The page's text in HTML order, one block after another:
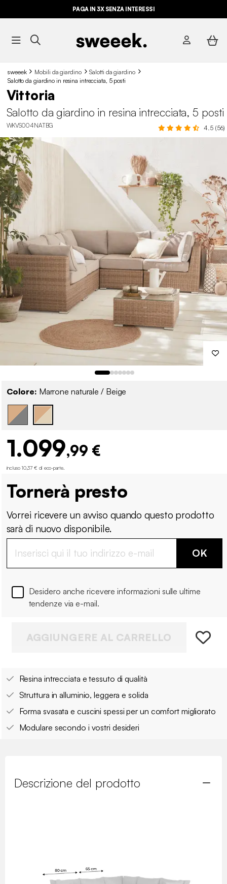
ULTIME OCCASIONI FINO AL -70%*
PAGA IN 3X SENZA INTERESSI
sweeek Mobili da giardino
Salotti da giardino
Salotto da giardino in resina intrecciata, 5 posti
Vittoria
Salotto da giardino in resina intrecciata, 5 posti
WKVS004NATBG 4.5 (56)
Colore: Marrone naturale / Beige
1.099,99 €
incluso 10,37 € di eco-parte.
Tornerà presto
Vorrei ricevere un avviso quando questo prodotto
sarà di nuovo disponibile.
OK
Desidero anche ricevere informazioni sulle ultime
tendenze via e-mail.
AGGIUNGERE AL CARRELLO
Resina intrecciata e tessuto di qualità
Struttura in alluminio, leggera e solida
Forma svasata e cuscini spessi per un comfort migliorato
Modulare secondo i vostri desideri
Descrizione del prodotto